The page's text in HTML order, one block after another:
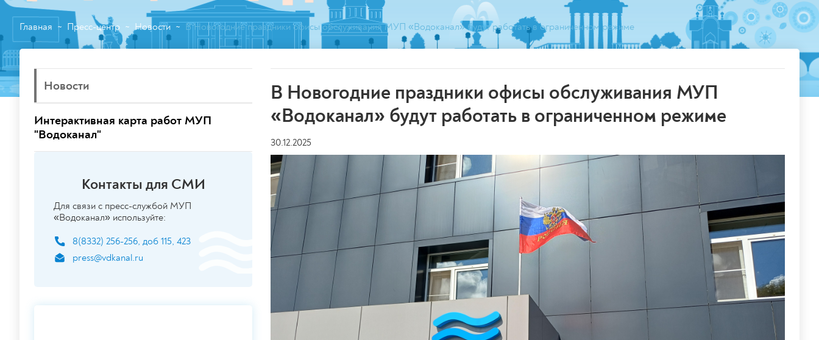
Главная ~ Пресс-центр ~ Новости ~ В Новогодние праздники офисы обслуживания МУП «Водоканал» будут работать в ограниченном режиме
Новости
Интерактивная карта работ МУП
"Водоканал"
Контакты для СМИ
Для связи с пресс-службой МУП
«Водоканал» используйте:
8(8332) 256-256, доб 115, 423
press@vdkanal.ru
В Новогодние праздники офисы обслуживания МУП
«Водоканал» будут работать в ограниченном режиме
30.12.2025